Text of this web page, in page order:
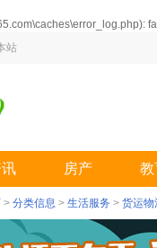
站
房产 教
> 分类信息 > 生活服务 > 货运物